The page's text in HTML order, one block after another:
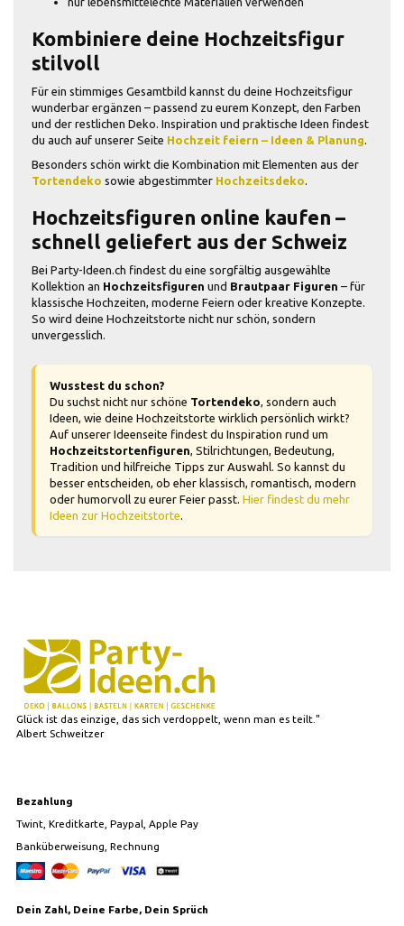
Kombiniere deine Hochzeitsfigur
stilvoll
Für ein stimmiges Gesamtbild kannst du deine Hochzeitsfigur
wunderbar ergänzen – passend zu eurem Konzept, den Farben
und der restlichen Deko. Inspiration und praktische Ideen findest
du auch auf unserer Seite Hochzeit feiern – Ideen & Planung.
Besonders schön wirkt die Kombination mit Elementen aus der
Tortendeko sowie abgestimmter Hochzeitsdeko.
Hochzeitsfiguren online kaufen –
schnell geliefert aus der Schweiz
Bei Party-Ideen.ch findest du eine sorgfältig ausgewählte
Kollektion an Hochzeitsfiguren und Brautpaar Figuren – für
klassische Hochzeiten, moderne Feiern oder kreative Konzepte.
So wird deine Hochzeitstorte nicht nur schön, sondern
unvergesslich.
Wusstest du schon?
Du suchst nicht nur schöne Tortendeko, sondern auch
Ideen, wie deine Hochzeitstorte wirklich persönlich wirkt?
Auf unserer Ideenseite findest du Inspiration rund um
Hochzeitstortenfiguren, Stilrichtungen, Bedeutung,
Tradition und hilfreiche Tipps zur Auswahl. So kannst du
besser entscheiden, ob eher klassisch, romantisch, modern
oder humorvoll zu eurer Feier passt. Hier findest du mehr
Ideen zur Hochzeitstorte.
Glück ist das einzige, das sich verdoppelt, wenn man es teilt."
Albert Schweitzer
Bezahlung
Twint, Kreditkarte, Paypal, Apple Pay
Banküberweisung, Rechnung
Dein Zahl, Deine Farbe, Dein Sprüch